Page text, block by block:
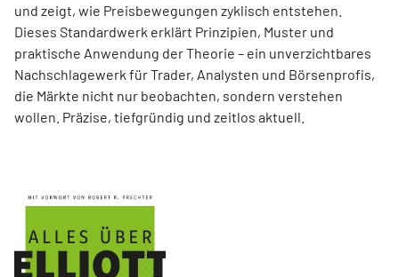
und zeigt, wie Preisbewegungen zyklisch entstehen.
Dieses Standardwerk erklärt Prinzipien, Muster und
praktische Anwendung der Theorie – ein unverzichtbares
Nachschlagewerk für Trader, Analysten und Börsenprofis,
die Märkte nicht nur beobachten, sondern verstehen
wollen. Präzise, tiefgründig und zeitlos aktuell.